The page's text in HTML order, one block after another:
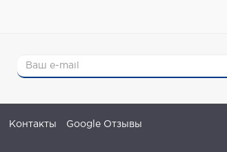
Контакты Google Отзывы